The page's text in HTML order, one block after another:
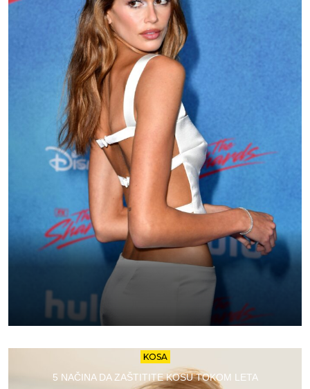
KOSA
5 NAČINA DA ZAŠTITITE KOSU TOKOM LETA